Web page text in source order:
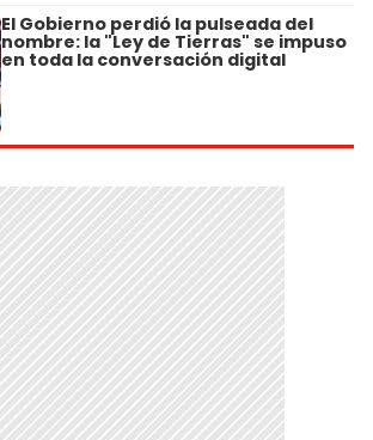
El Gobierno perdió la pulseada del
nombre: la "Ley de Tierras" se impuso
en toda la conversación digital